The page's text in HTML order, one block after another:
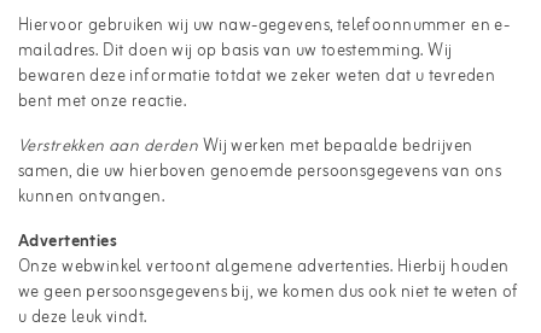
Hiervoor gebruiken wij uw naw-gegevens, telefoonnummer en e-
mailadres. Dit doen wij op basis van uw toestemming. Wij
bewaren deze informatie totdat we zeker weten dat u tevreden
bent met onze reactie.
Verstrekken aan derdenWij werken met bepaalde bedrijven
samen, die uw hierboven genoemde persoonsgegevens van ons
kunnen ontvangen.
Advertenties
Onze webwinkel vertoont algemene advertenties. Hierbij houden
we geen persoonsgegevens bij, we komen dus ook niet te weten of
u deze leuk vindt.